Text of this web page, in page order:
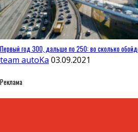
Первый год 300, дальше по 250: во сколько
team autoKa 03.09.2021
Реклама